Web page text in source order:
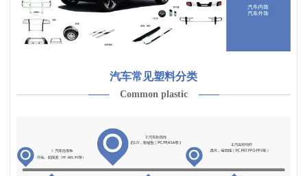
汽车常见塑料分类
Common plastic